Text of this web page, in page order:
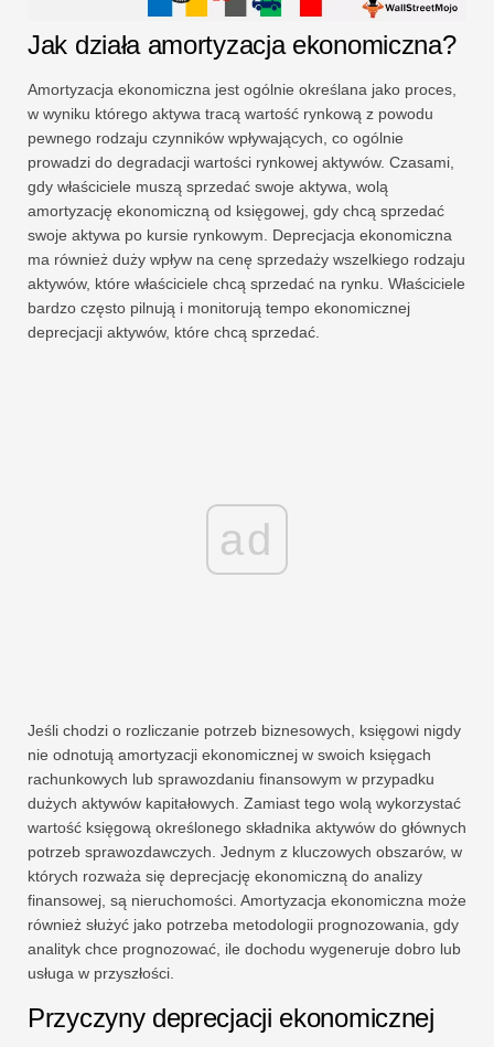
Jak działa amortyzacja ekonomiczna?
Amortyzacja ekonomiczna jest ogólnie określana jako proces,
w wyniku którego aktywa tracą wartość rynkową z powodu
pewnego rodzaju czynników wpływających, co ogólnie
prowadzi do degradacji wartości rynkowej aktywów. Czasami,
gdy właściciele muszą sprzedać swoje aktywa, wolą
amortyzację ekonomiczną od księgowej, gdy chcą sprzedać
swoje aktywa po kursie rynkowym. Deprecjacja ekonomiczna
ma również duży wpływ na cenę sprzedaży wszelkiego rodzaju
aktywów, które właściciele chcą sprzedać na rynku. Właściciele
bardzo często pilnują i monitorują tempo ekonomicznej
deprecjacji aktywów, które chcą sprzedać.
ad
Jeśli chodzi o rozliczanie potrzeb biznesowych, księgowi nigdy
nie odnotują amortyzacji ekonomicznej w swoich księgach
rachunkowych lub sprawozdaniu finansowym w przypadku
dużych aktywów kapitałowych. Zamiast tego wolą wykorzystać
wartość księgową określonego składnika aktywów do głównych
potrzeb sprawozdawczych. Jednym z kluczowych obszarów, w
których rozważa się deprecjację ekonomiczną do analizy
finansowej, są nieruchomości. Amortyzacja ekonomiczna może
również służyć jako potrzeba metodologii prognozowania, gdy
analityk chce prognozować, ile dochodu wygeneruje dobro lub
usługa w przyszłości.
Przyczyny deprecjacji ekonomicznej